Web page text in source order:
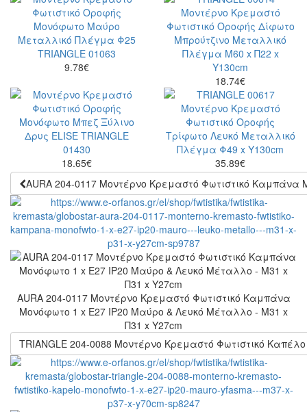
9.78€
18.74€
18.65€ 35.89€
AURA 204-0117 Μοντέρνο Κρεμαστό Φωτιστικό
AURA 204-0117 Μοντέρνο Κρεμαστό Φωτιστικό Καμπάνα
Μονόφωτο 1 x E27 IP20 Μαύρο & Λευκό Μέταλλο - Μ31 x
Π31 x Υ27cm
TRIANGLE 204-0088 Μοντέρνο Κρεμαστό Φωτιστικό